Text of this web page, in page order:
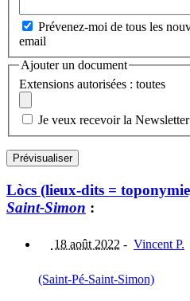
Prévenez-moi de tous les
email
Ajouter un document
Extensions autorisées : toutes
Je veux recevoir la Newsletter
Lòcs (lieux-dits =
Saint-Simon :
18 août 2022 - Vincent P.
(Saint-Pé-Saint-Simon)